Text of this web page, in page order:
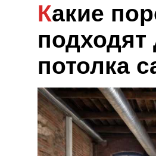
Какие породы дерева
подходят
потолка